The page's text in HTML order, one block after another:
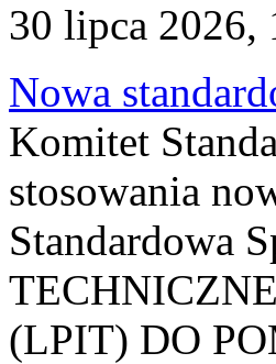
30 lipca 2026,
Nowa
Komitet
stosowania
Standardowa
(LPIT) DO